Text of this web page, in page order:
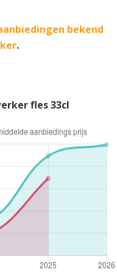
bekend
.
fles 33cl